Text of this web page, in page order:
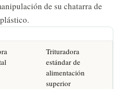
de su chatarra de
plástico.
Trituradora
estándar de
alimentación
superior